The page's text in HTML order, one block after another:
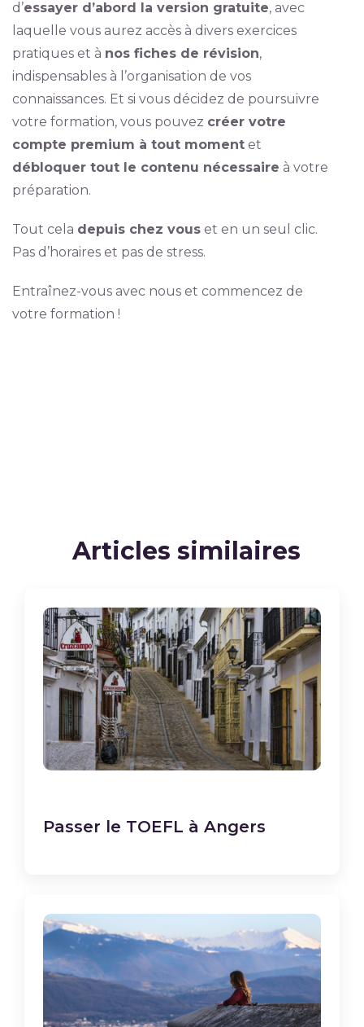
d’essayer d’abord la version gratuite, avec
laquelle vous aurez accès à divers exercices
pratiques et à nos fiches de révision,
indispensables à l’organisation de vos
connaissances. Et si vous décidez de poursuivre
votre formation, vous pouvez créer votre
compte premium à tout momentet
débloquer tout le contenu nécessaire à votre
préparation.
Tout cela depuis chez vouset en un seul clic.
Pas d’horaires et pas de stress.
Entraînez-vous avec nous et commencez de
votre formation !
Articles similaires
Passer le TOEFL à Angers